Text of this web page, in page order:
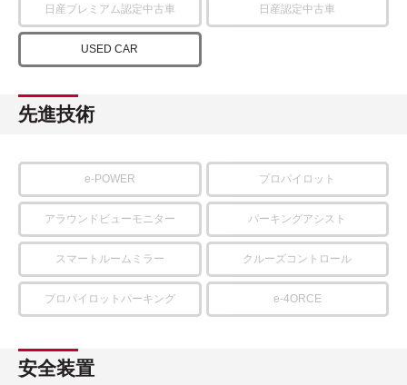
日産プレミアム認定中古車 日産認定中古車
USED CAR
先進技術
e-POWER プロパイロット
アラウンドビューモニター パーキングアシスト
スマートルームミラー クルーズコントロール
プロパイロットパーキング e-4ORCE
安全装置